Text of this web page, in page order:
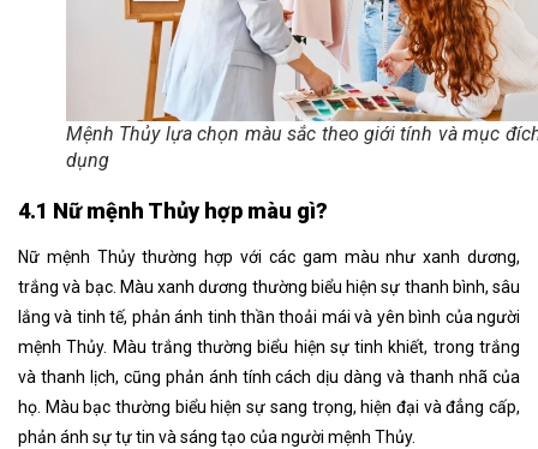
Mệnh Thủy lựa chọn màu sắc theo giới tính và mục
dụng
4.1 Nữ mệnh Thủy hợp màu gì?
Nữ mệnh Thủy thường hợp với các gam màu như xanh dương,
trắng và bạc. Màu xanh dương thường biểu hiện sự thanh bình, sâu
lắng và tinh tế, phản ánh tinh thần thoải mái và yên bình của người
mệnh Thủy. Màu trắng thường biểu hiện sự tinh khiết, trong trắng
và thanh lịch, cũng phản ánh tính cách dịu dàng và thanh nhã của
họ. Màu bạc thường biểu hiện sự sang trọng, hiện đại và đẳng cấp,
phản ánh sự tự tin và sáng tạo của người mệnh Thủy.